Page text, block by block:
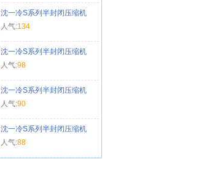
沈一冷S系列半封闭压缩机
人气:134
沈一冷S系列半封闭压缩机
人气:98
沈一冷S系列半封闭压缩机
人气:90
沈一冷S系列半封闭压缩机
人气:88